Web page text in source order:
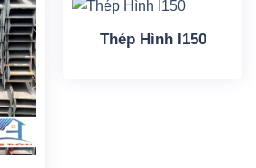
Thép Hình I150